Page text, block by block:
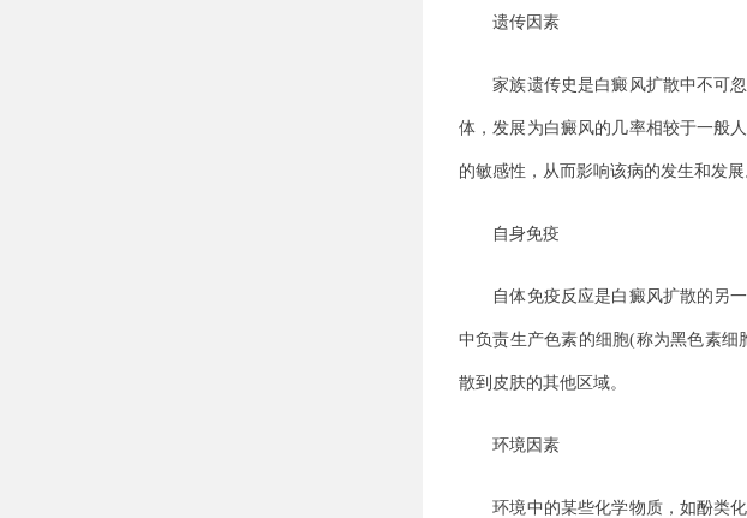
遗传因素
家族遗传史是白癜风扩散中不可忽
体，发展为白癜风的几率相较于一般
的敏感性，从而影响该病的发生和发展
自身免疫
自体免疫反应是白癜风扩散的另一
中负责生产色素的细胞(称为黑色素
散到皮肤的其他区域。
环境因素
环境中的某些化学物质，如酚类化